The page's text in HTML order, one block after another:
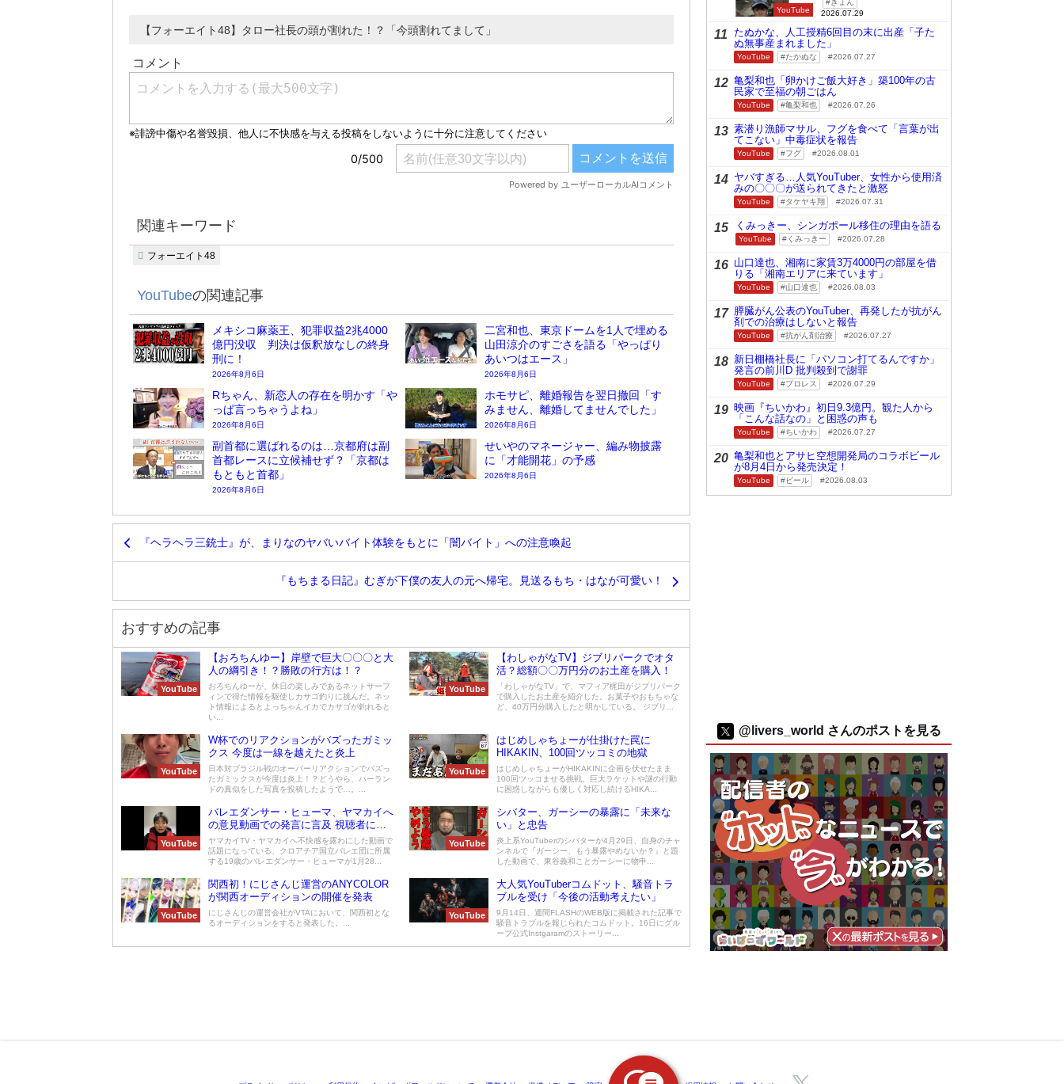
【フォーエイト48】タロー社長の頭が割れた！？「今頭割れてまして」
関連キーワード
フォーエイト48
YouTubeの関連記事
メキシコ麻薬王、犯罪収益2兆4000
億円没収 判決は仮釈放なしの終身
刑に！
2026年8月6日
二宮和也、東京ドームを1人で埋める
山田涼介のすごさを語る「やっぱり
あいつはエース」
2026年8月6日
Rちゃん、新恋人の存在を明かす「や
っぱ言っちゃうよね」
2026年8月6日
ホモサピ、離婚報告を翌日撤回「す
みません、離婚してませんでした」
2026年8月6日
副首都に選ばれるのは…京都府は副
首都レースに立候補せず？「京都は
もともと首都」
2026年8月6日
せいやのマネージャー、編み物披露
に「才能開花」の予感
2026年8月6日
『ヘラヘラ三銃士』が、まりなのヤバいバイト体験をもとに「闇バイト」への注意喚起
『もちまる日記』むぎが下僕の友人の元へ帰宅。見送るもち・はなが可愛い！
おすすめの記事
YouTube
【おろちんゆー】岸壁で巨大〇〇〇と大
人の綱引き！？勝敗の行方は！？
おろちんゆーが、休日の楽しみであるネットサーフ
ィンで得た情報を駆使しカサゴ釣りに挑んだ。ネッ
ト情報によるとよっちゃんイカでカサゴが釣れると
い...
YouTube
【わしゃがなTV】ジブリパークでオタ
活？総額〇〇万円分のお土産を購入！
「わしゃがなTV」で、マフィア梶田がジブリパーク
で購入したお土産を紹介した。お菓子やおもちゃな
ど、40万円分購入したと明かしている。 ジブリ...
YouTube
W杯でのリアクションがバズったガミッ
クス 今度は一線を越えたと炎上
日本対ブラジル戦のオーバーリアクションでバズっ
たガミックスが今度は炎上！？どうやら、ハーラン
ドの真似をした写真を投稿したようで…。...
YouTube
はじめしゃちょーが仕掛けた罠に
HIKAKIN、100回ツッコミの地獄
はじめしゃちょーがHIKAKINに企画を伏せたまま
100回ツッコませる挑戦。巨大ラケットや謎の行動
に困惑しながらも優しく対応し続けるHIKA...
YouTube
バレエダンサー・ヒューマ、ヤマカイへ
の意見動画での発言に言及 視聴者に謝
罪
ヤマカイTV・ヤマカイへ不快感を露わにした動画で
話題になっている、クロアチア国立バレエ団に所属
する19歳のバレエダンサー・ヒューマが1月28...
YouTube
シバター、ガーシーの暴露に「未来な
い」と忠告
炎上系YouTuberのシバターが4月29日、自身のチャ
ンネルで『ガーシー、もう暴露やめないか？』と題
した動画で、東谷義和ことガーシーに物申...
YouTube
関西初！にじさんじ運営のANYCOLOR
が関西オーディションの開催を発表
にじさんじの運営会社がVTAにおいて、関西初とな
るオーディションをすると発表した。...
YouTube
大人気YouTuberコムドット、騒音トラ
ブルを受け「今後の活動考えたい」
9月14日、週間FLASHのWEB版に掲載された記事で
騒音トラブルを報じられたコムドット。16日にグル
ープ公式Instgaramのストーリー...
YouTube
きょん
2026.07.29
11
たぬかな、人工授精6回目の末に出産「子た
ぬ無事産まれました」
YouTube たかぬな 2026.07.27
12 亀梨和也「卵かけご飯大好き」築100年の古
民家で至福の朝ごはん
YouTube 亀梨和也 2026.07.26
13 素潜り漁師マサル、フグを食べて「言葉が出
てこない」中毒症状を報告
YouTube フグ 2026.08.01
14 ヤバすぎる…人気YouTuber、女性から使用済
みの〇〇〇が送られてきたと激怒
YouTube タケヤキ翔 2026.07.31
15 くみっきー、シンガポール移住の理由を語る
YouTube くみっきー 2026.07.28
16 山口達也、湘南に家賃3万4000円の部屋を借
りる「湘南エリアに来ています」
YouTube 山口達也 2026.08.03
17 膵臓がん公表のYouTuber、再発したが抗がん
剤での治療はしないと報告
YouTube 抗がん剤治療 2026.07.27
18 新日棚橋社長に「パソコン打てるんですか」
発言の前川D 批判殺到で謝罪
YouTube プロレス 2026.07.29
19 映画『ちいかわ』初日9.3億円。観た人から
「こんな話なの」と困惑の声も
YouTube ちいかわ 2026.07.27
20 亀梨和也とアサヒ空想開発局のコラボビール
が8月4日から発売決定！
YouTube ビール 2026.08.03
@livers_world さんのポストを見る